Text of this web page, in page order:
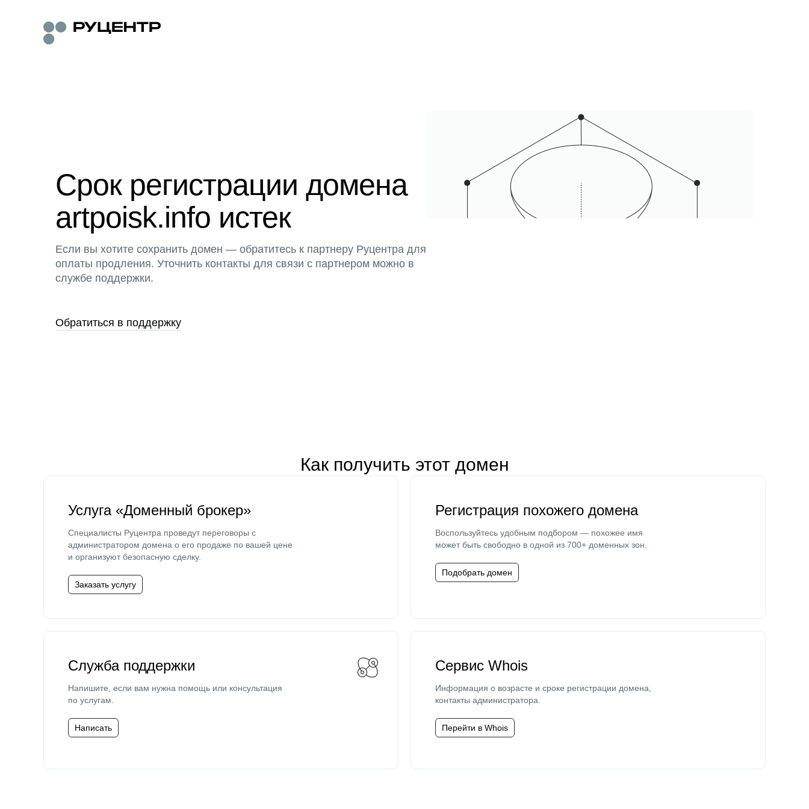
Срок регистрации домена
artpoisk.info истек
Если вы хотите сохранить домен — обратитесь к партнеру Руцентра для
оплаты продления. Уточнить контакты для связи с партнером можно в
службе поддержки.
Обратиться в поддержку
Как получить этот домен
Услуга «Доменный брокер»
Специалисты Руцентра проведут переговоры с
администратором домена о его продаже по вашей цене
и организуют безопасную сделку.
Заказать услугу
Регистрация похожего домена
Воспользуйтесь удобным подбором — похожее имя
может быть свободно в одной из 700+ доменных зон.
Подобрать домен
Служба поддержки
Напишите, если вам нужна помощь или консультация
по услугам.
Написать
Сервис Whois
Информация о возрасте и сроке регистрации домена,
контакты администратора.
Перейти в Whois